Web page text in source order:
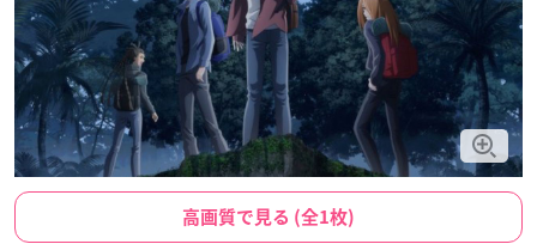
高画質で見る (全1枚)